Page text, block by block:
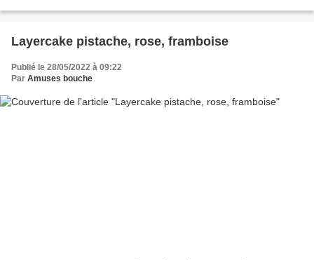
Layercake pistache, rose, framboise
Publié le 28/05/2022 à 09:22
Par Amuses bouche